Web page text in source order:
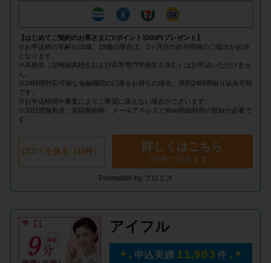
申し込みブラックとは?判断の目
安や審査に通らない理由
ブラックでもお金を借りるに
は？3つの判断基準と工面法
アコムはブラックでも審査に通
る？ 自分がブラックか確かめる
方法
アコムとレイクどっちがいい
の？ カードローンの選び方を徹
底解説！
【はじめてご契約のお客さまにVポイント1000Ptプレゼント】
※お申込時の年齢が18歳、19歳の場合は、2ヶ月分の給与明細のご提出が必須
となります。
※高校生（定時制高校生および高等専門学校生も含む）はお申込いただけませ
ん。
※24時間対応可能な金融機関の口座をお持ちの場合、原則24時間振り込み可能
です。
※お申込時間や審査によりご希望に添えない場合がございます。
※30日間無利息：初回契約時、メールアドレスとWeb明細利用の登録が必要で
す。
口コミを見る（10件） 詳しくはこちら
3分程で読めます。
Promotion by プロミス
アイフル
申込実績 11,903 件